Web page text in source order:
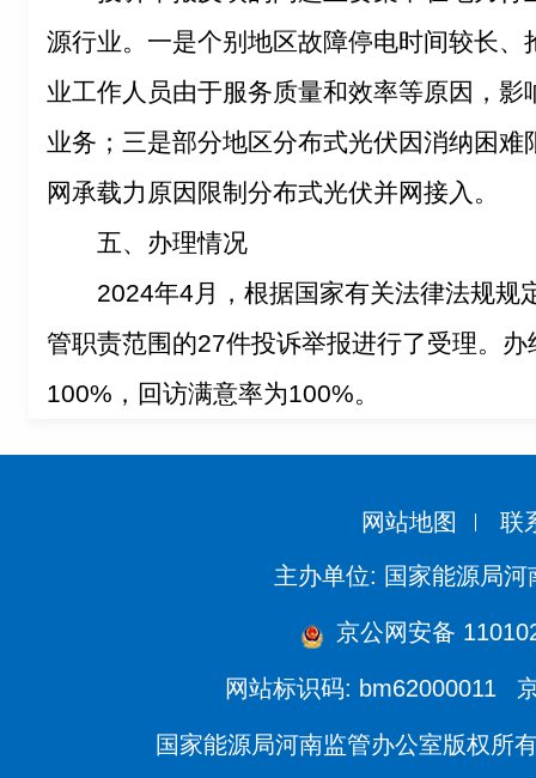
源行业。一是个别地区故障停电时间较长
业工作人员由于服务质量和效率等原因，
业务；三是部分地区分布式光伏因消纳困
网承载力原因限制分布式光伏并网接入。
五、办理情况
2024年4月，根据国家有关法律法规规
管职责范围的27件投诉举报进行了受理。
100%，回访满意率为100%。
网站地图 联
主办单位: 国家能源局河
京公网安备
网站标识码: bm62000011
国家能源局河南监管办公室版权所